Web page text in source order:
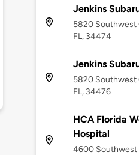
Jenkins
5820 Southwest
FL, 34474
Jenkins
5820 Southwest
FL, 34476
HCA Florida
Hospital
4600 Southwest